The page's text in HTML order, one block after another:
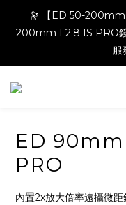
🔭 【ED 50-200mm
200mm F2.8 IS PRO
服
ED
PRO
內置2x放大倍率遠攝微